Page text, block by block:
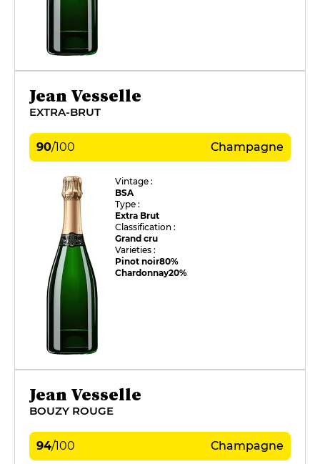
Jean Vesselle
EXTRA-BRUT
90/100 Champagne
Vintage :
BSA
Type :
Extra Brut
Classification :
Grand cru
Varieties :
Pinot noir80%
Chardonnay20%
Jean Vesselle
BOUZY ROUGE
94/100 Champagne